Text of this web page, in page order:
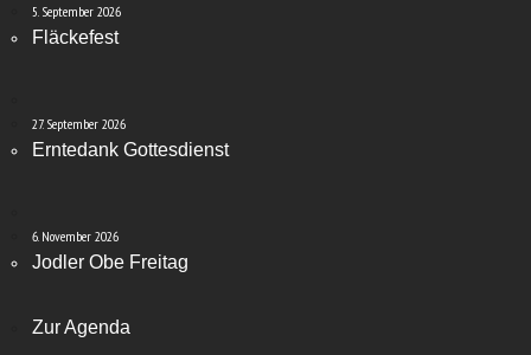
5. September 2026
Fläckefest
27. September 2026
Erntedank Gottesdienst
6. November 2026
Jodler Obe Freitag
Zur Agenda